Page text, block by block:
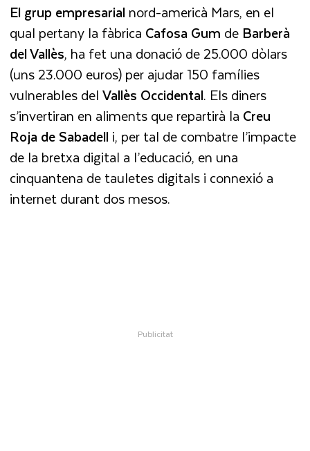
El grup empresarialnord-americà Mars, en el
qual pertany la fàbrica Cafosa Gum de Barberà
del Vallès, ha fet una donació de 25.000 dòlars
(uns 23.000 euros) per ajudar 150 famílies
vulnerables delVallès Occidental. Els diners
s’invertiran en aliments que repartirà la Creu
Roja de Sabadelli, per tal de combatre l’impacte
de la bretxa digital a l’educació, en una
cinquantena de tauletes digitals i connexió a
internet durant dos mesos.